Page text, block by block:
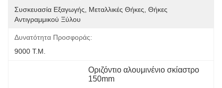
Συσκευασία Εξαγωγής, Μεταλλικές Θήκες, Θήκες
Αντιγραμμικού Ξύλου
Δυνατότητα Προσφοράς:
9000 Τ.μ.
Οριζόντιο αλουμινένιο σκίαστρο
150mm